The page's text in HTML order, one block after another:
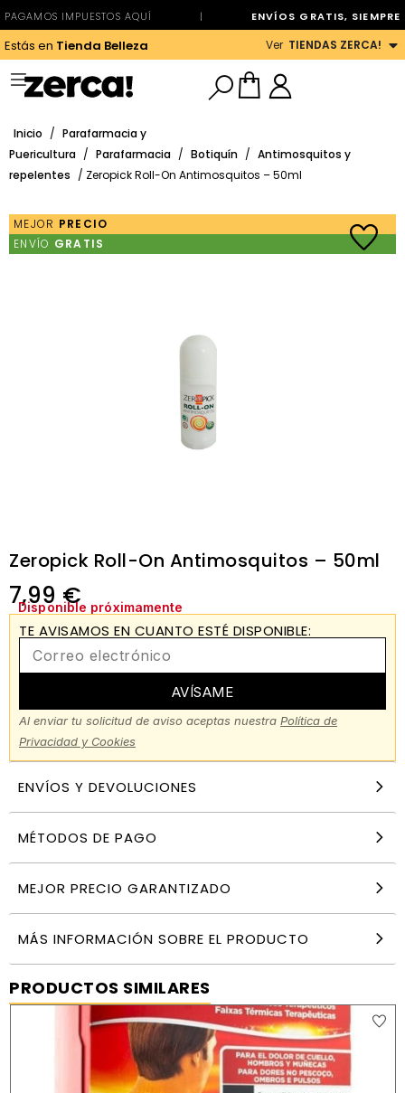
PAGAMOS IMPUESTOS AQUÍ | ENVÍOS GRATIS, SIEMPRE
Estás en Tienda Belleza Ver TIENDAS ZERCA!
Inicio / Parafarmacia y
Puericultura / Parafarmacia / Botiquín / Antimosquitos y
repelentes / Zeropick Roll-On Antimosquitos – 50ml
MEJOR PRECIO
ENVÍO GRATIS
Zeropick Roll-On Antimosquitos – 50ml
7,99 €
Disponible próximamente
TE AVISAMOS EN CUANTO ESTÉ DISPONIBLE:
AVÍSAME
Al enviar tu solicitud de aviso aceptas nuestra Política de
Privacidad y Cookies
ENVÍOS Y DEVOLUCIONES
MÉTODOS DE PAGO
MEJOR PRECIO GARANTIZADO
MÁS INFORMACIÓN SOBRE EL PRODUCTO
PRODUCTOS SIMILARES